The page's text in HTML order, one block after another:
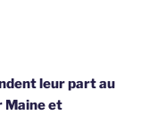
leur part au
Maine et